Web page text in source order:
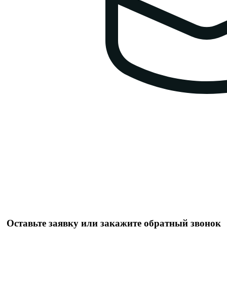
Оставьте заявку или закажите обратный звонок